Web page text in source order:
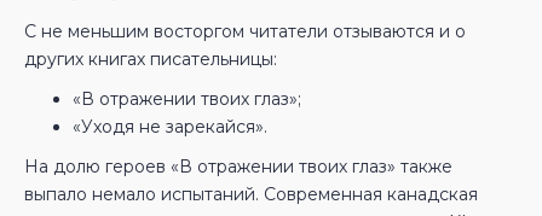
С не меньшим восторгом читатели отзываются и о
других книгах писательницы:
«В отражении твоих глаз»;
«Уходя не зарекайся».
На долю героев «В отражении твоих глаз» также
выпало немало испытаний. Современная канадская